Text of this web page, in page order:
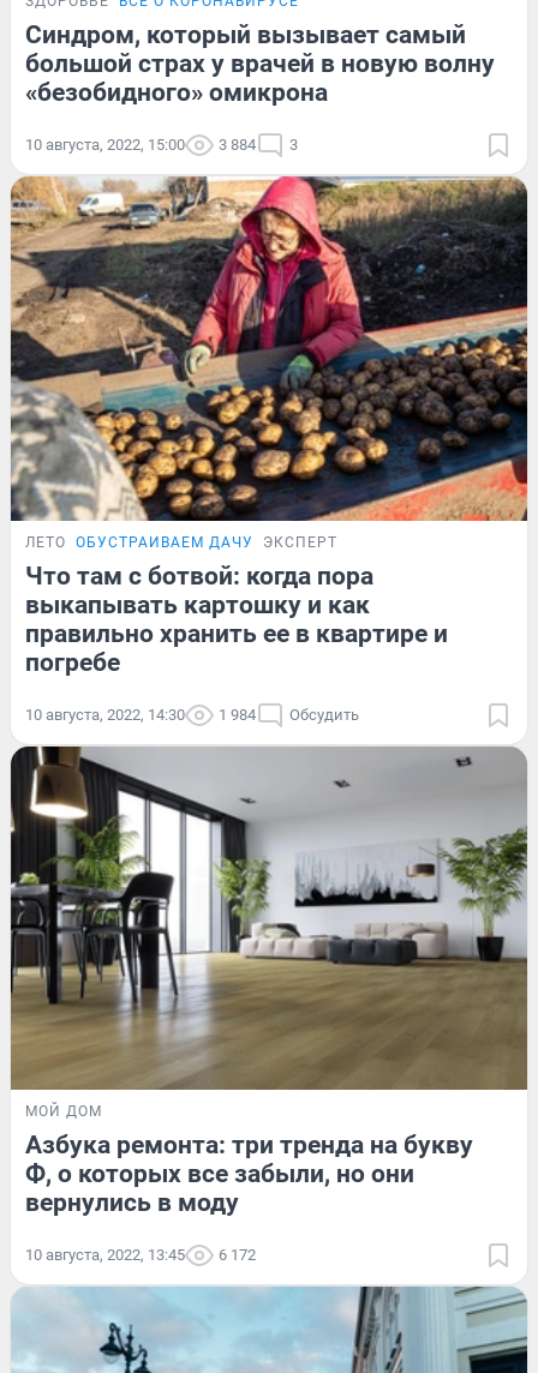
Синдром, который вызывает самый
большой страх у врачей в новую волну
«безобидного» омикрона
10 августа, 2022, 15:00 3 884 3
ЛЕТО ОБУСТРАИВАЕМ ДАЧУ ЭКСПЕРТ
Что там с ботвой: когда пора
выкапывать картошку и как
правильно хранить ее в квартире и
погребе
10 августа, 2022, 14:30 1 984 Обсудить
МОЙ ДОМ
Азбука ремонта: три тренда на букву
Ф, о которых все забыли, но они
вернулись в моду
10 августа, 2022, 13:45 6 172